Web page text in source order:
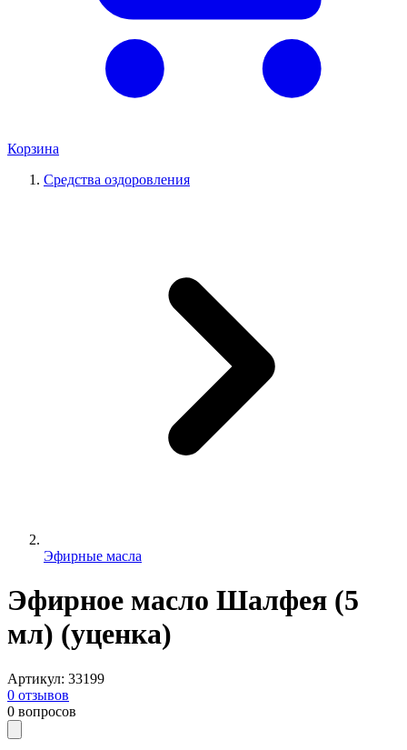
Корзина
Средства оздоровления
Эфирные масла
Эфирное масло Шалфея (5
мл) (уценка)
Артикул: 33199
0 отзывов
0 вопросов